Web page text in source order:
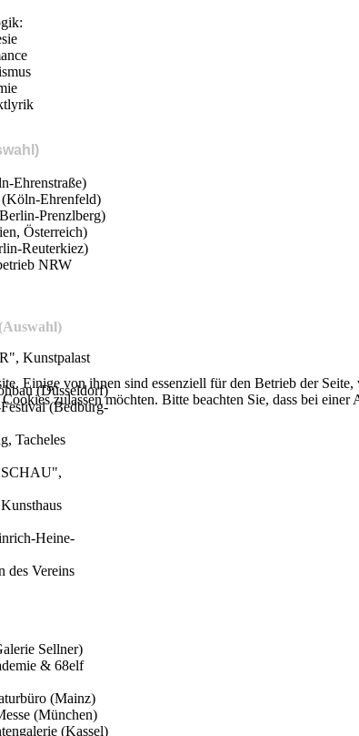
Ehrenstraße)
Ehrenfeld)
Prenzlberg)
Österreich)
Reuterkiez)
NRW
Kunstpalast
(Düsseldorf)
(Bedburg-
Tacheles
Heine-
des Vereins
Sellner)
& 68elf
(Mainz)
(München)
(Kassel)
Einige von ihnen sind essenziell für den Betrieb der
zulassen möchten. Bitte beachten Sie, dass bei